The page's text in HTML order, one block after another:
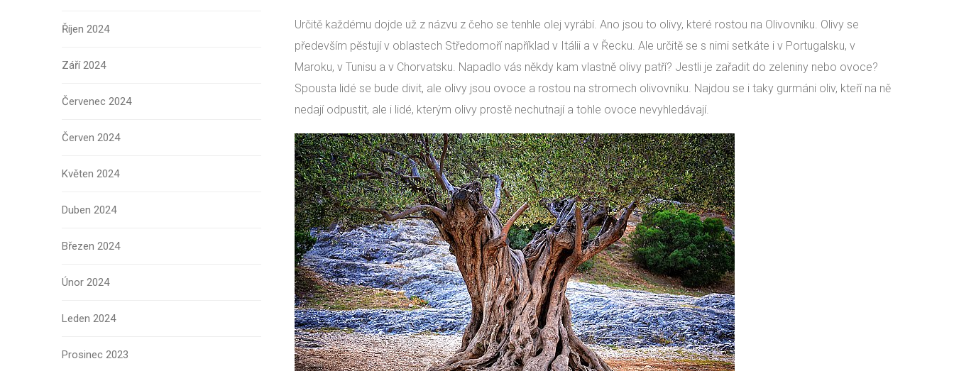
Říjen 2024
Září 2024
Červenec 2024
Červen 2024
Květen 2024
Duben 2024
Březen 2024
Únor 2024
Leden 2024
Prosinec 2023
Určitě každému dojde už z názvu z čeho se tenhle olej vyrábí. Ano jsou to olivy, které rostou na Olivovníku. Olivy se
především pěstují v oblastech Středomoří například v Itálii a v Řecku. Ale určitě se s nimi setkáte i v Portugalsku, v
Maroku, v Tunisu a v Chorvatsku. Napadlo vás někdy kam vlastně olivy patří? Jestli je zařadit do zeleniny nebo ovoce?
Spousta lidé se bude divit, ale olivy jsou ovoce a rostou na stromech olivovníku. Najdou se i taky gurmáni oliv, kteří na ně
nedají odpustit, ale i lidé, kterým olivy prostě nechutnají a tohle ovoce nevyhledávají.